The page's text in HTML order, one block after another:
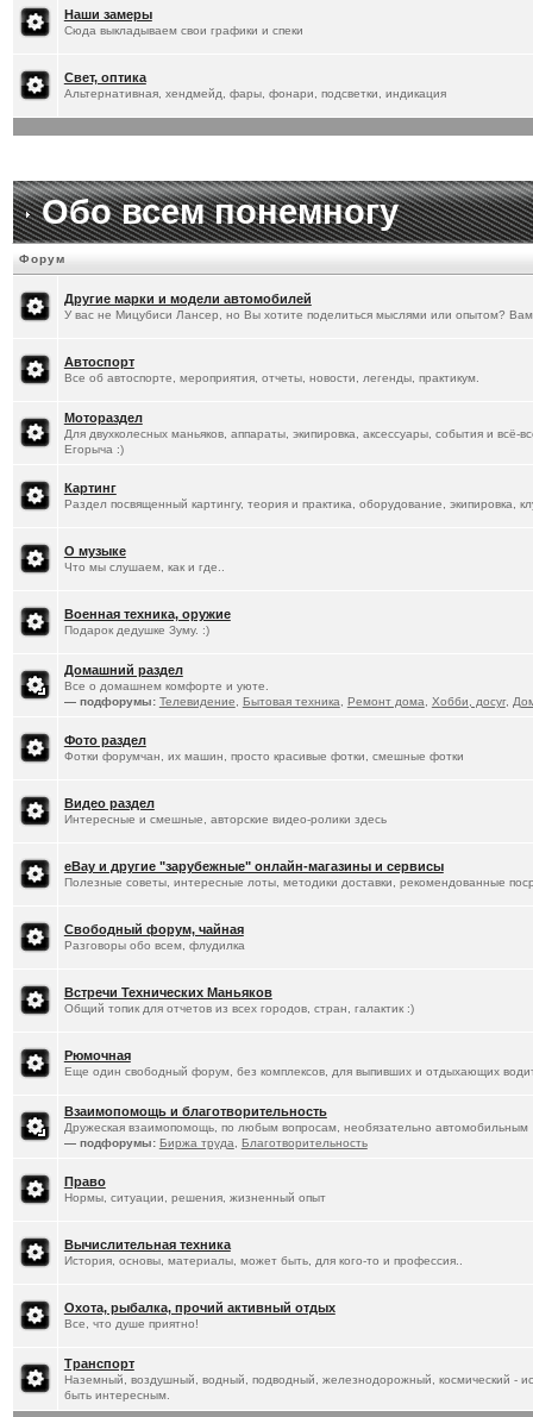
[20.1.2026]Titus:
Наши замеры
Сюда выкладываем свои графики и спеки
Свет, оптика
Альтернативная, хендмейд, фары, фонари, подсветки, индикация
Обо всем понемногу
Форум
Другие марки и модели автомобилей
У вас не Мицубиси Лансер, но Вы хотите поделиться мыслями или опытом?
Автоспорт
Все об автоспорте, мероприятия, отчеты, новости, легенды, практикум.
Мотораздел
Для двухколесных маньяков, аппараты, экипировка, аксессуары, события и всё-
Егорыча :)
Картинг
Раздел посвященный картингу, теория и практика, оборудование, экипировка,
О музыке
Что мы слушаем, как и где..
Военная техника, оружие
Подарок дедушке Зуму. :)
Домашний раздел
Все о домашнем комфорте и уюте.
— подфорумы: Телевидение Бытовая техника Ремонт дома Хобби, досуг,
Фото раздел
Фотки форумчан, их машин, просто красивые фотки, смешные фотки
Видео раздел
Интересные и смешные, авторские видео-ролики здесь
eBay и другие "зарубежные" онлайн-магазины и сервисы
Полезные советы, интересные лоты, методики доставки, рекомендованные
Свободный форум, чайная
Разговоры обо всем, флудилка
Встречи Технических Маньяков
Общий топик для отчетов из всех городов, стран, галактик :)
Рюмочная
Еще один свободный форум, без комплексов, для выпивших и отдыхающих
Взаимопомощь и благотворительность
Дружеская взаимопомощь, по любым вопросам, необязательно автомобильным
— подфорумы: Биржа труда Благотворительность
Право
Нормы, ситуации, решения, жизненный опыт
Вычислительная техника
История, основы, материалы, может быть, для кого-то и профессия..
Охота, рыбалка, прочий активный отдых
Все, что душе приятно!
Транспорт
Наземный, воздушный, водный, подводный, железнодорожный, космический -
быть интересным.